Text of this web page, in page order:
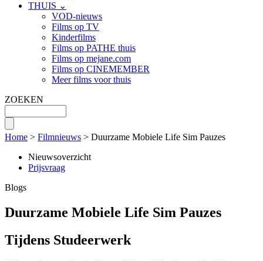
THUIS ⌄
VOD-nieuws
Films op TV
Kinderfilms
Films op PATHE thuis
Films op mejane.com
Films op CINEMEMBER
Meer films voor thuis
ZOEKEN
Home > Filmnieuws > Duurzame Mobiele Life Sim Pauzes
Nieuwsoverzicht
Prijsvraag
Blogs
Duurzame Mobiele Life Sim Pauzes
Tijdens Studeerwerk